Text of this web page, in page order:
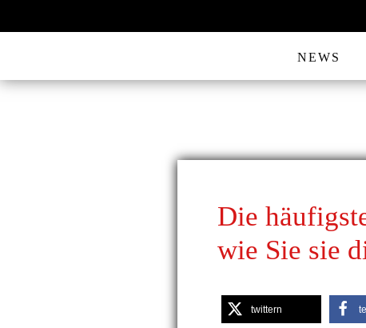
NEWS
Die
wie Sie sie
twittern